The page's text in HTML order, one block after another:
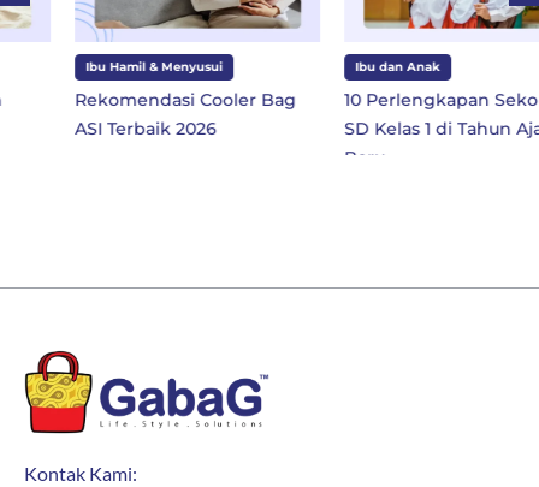
Ibu Hamil & Menyusui
Rekomendasi Cooler Bag
ASI Terbaik 2026
Ibu dan Anak
10 Perlengkapan Sekolah
SD Kelas 1 di Tahun Ajaran
Kontak Kami: